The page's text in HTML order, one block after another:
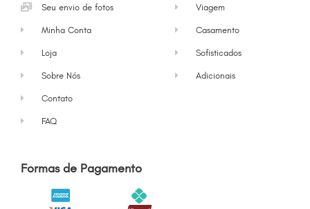
Seu envio de fotos
Minha Conta
Loja
Sobre Nós
Contato
FAQ
Viagem
Casamento
Sofisticados
Adicionais
Formas de Pagamento